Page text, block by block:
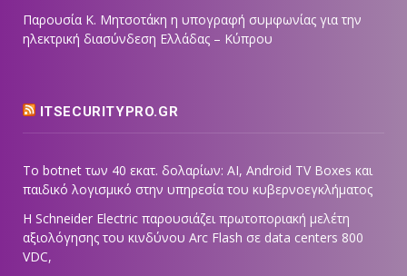
Παρουσία Κ. Μητσοτάκη η υπογραφή συμφωνίας για την
ηλεκτρική διασύνδεση Ελλάδας – Κύπρου
ITSECURITYPRO.GR
Το botnet των 40 εκατ. δολαρίων: AI, Android TV Boxes και
παιδικό λογισμικό στην υπηρεσία του κυβερνοεγκλήματος
Η Schneider Electric παρουσιάζει πρωτοποριακή μελέτη
αξιολόγησης του κινδύνου Arc Flash σε data centers 800
VDC,